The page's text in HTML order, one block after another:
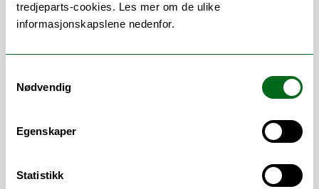
tredjeparts-cookies. Les mer om de ulike
informasjonskapslene nedenfor.
Nødvendig
Egenskaper
Statistikk
Medlem, ArbeidsgruppeMikroemne i
informasjonskompetanse og akademisk
studieverksteder og skrivesentre i høyere
utdanning.
Ph.d. i religionsvitenskap (2021).